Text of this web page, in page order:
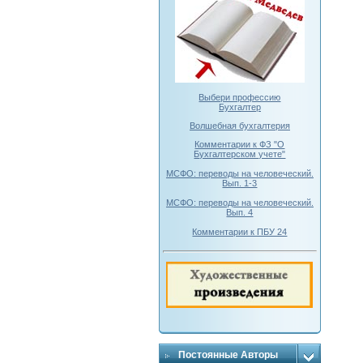
Выбери профессию
Бухгалтер
Волшебная бухгалтерия
Комментарии к ФЗ "О
Бухгалтерском учете"
МСФО: переводы на человеческий.
Вып. 1-3
МСФО: переводы на человеческий.
Вып. 4
Комментарии к ПБУ 24
Постоянные Авторы